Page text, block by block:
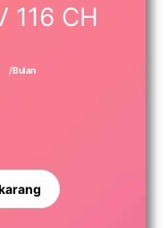
116 CH
/Bulan